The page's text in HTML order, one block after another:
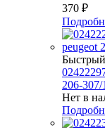
370 ₽
206-
Нет в